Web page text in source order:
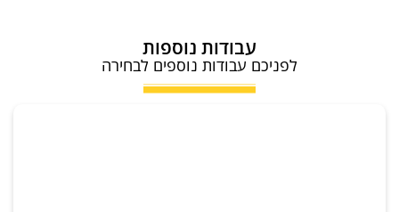
עבודות נוספות
לפניכם עבודות נוספים לבחירה